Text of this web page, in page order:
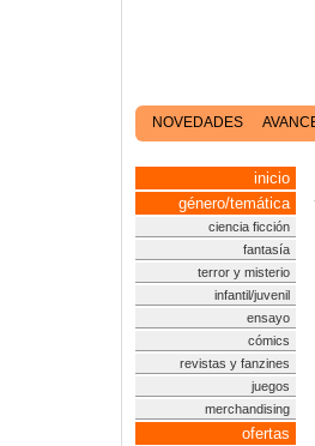
NOVEDADES
inicio
género/temática
ciencia ficción
fantasía
terror y misterio
infantil/juvenil
ensayo
cómics
revistas y fanzines
juegos
merchandising
ofertas